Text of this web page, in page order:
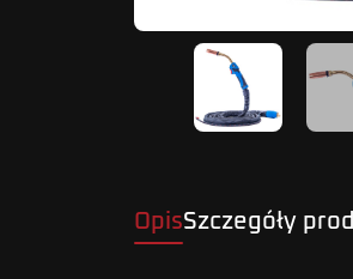
OpisSzczegóły